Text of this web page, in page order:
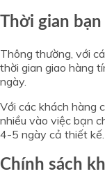
Thời gian
Thông thường, với
thời gian giao hàng
ngày.
Với các khách hàng
nhiều vào việc bạn
4-5 ngày cả thiết kế.
Chính sách